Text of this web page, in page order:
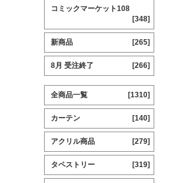
コミックマーケット108
[348]
新商品 [265]
8月 受注終了 [266]
全商品一覧 [1310]
カーテン [140]
アクリル商品 [279]
タペストリー [319]